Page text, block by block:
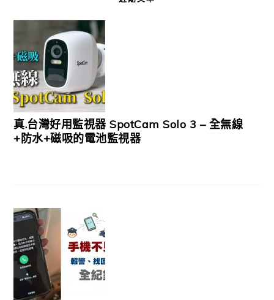
真.台灣好用監視器 SpotCam Solo 3 – 全無線
+防水+磁吸的電池監視器